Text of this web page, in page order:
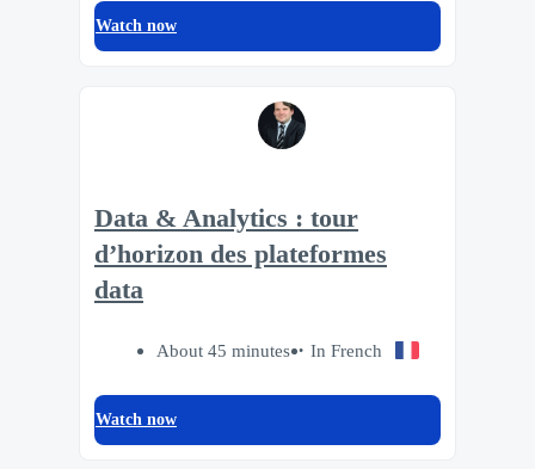
Watch now
Data & Analytics : tour
d’horizon des plateformes
data
About 45 minutes In French
Watch now